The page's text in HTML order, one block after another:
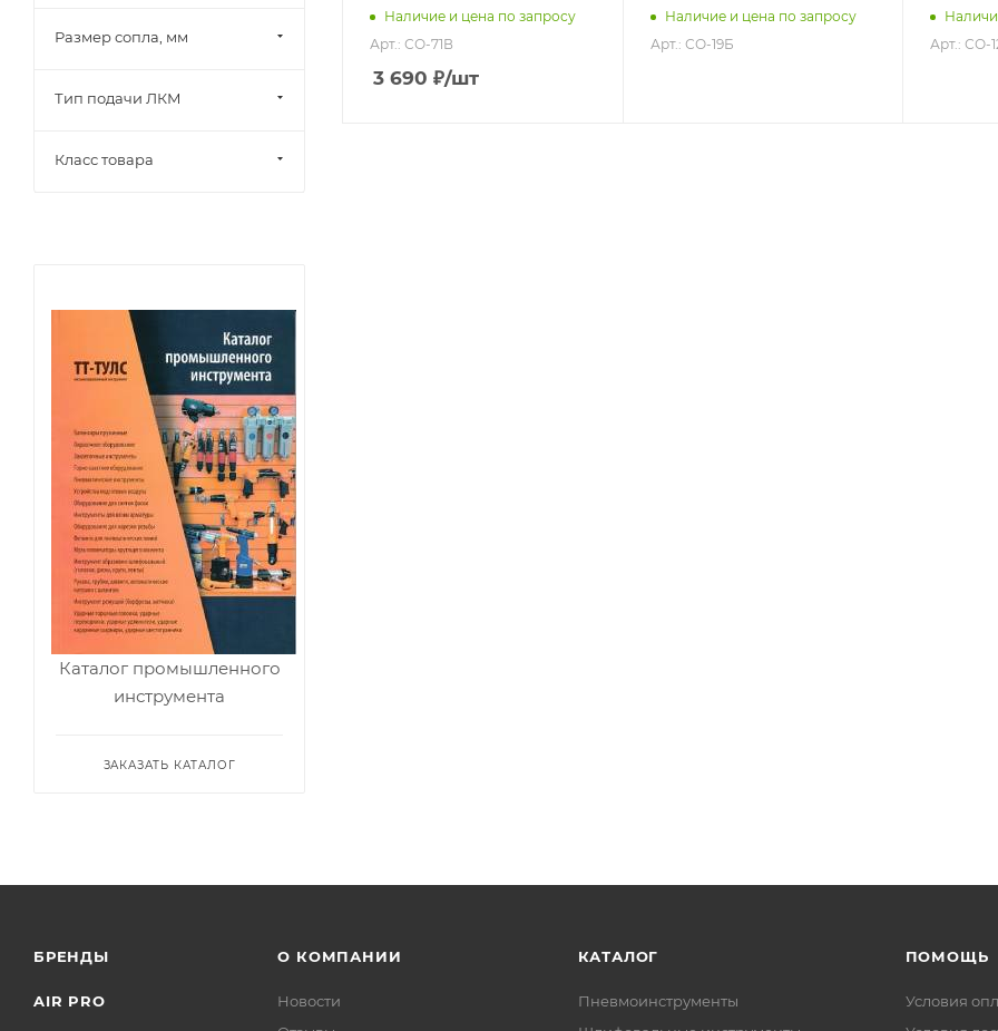
красконагнетательный
бак
Наличие и цена по запросу
Арт.: СО-71В
3 690 ₽/шт
Наличие и цена по запросу
Арт.: СО-19Б
Арт.: СО-
Размер сопла, мм
Тип подачи ЛКМ
Класс товара
Каталог промышленного
инструмента
ЗАКАЗАТЬ КАТАЛОГ
БРЕНДЫ
AIR PRO
О КОМПАНИИ
Новости
КАТАЛОГ
Пневмоинструменты
ПОМОЩЬ
Условия